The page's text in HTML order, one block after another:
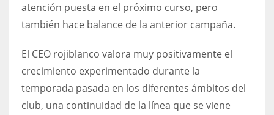
IND
MIN
6
atención puesta en el próximo curso, pero
también hace balance de la anterior campaña.
El CEO rojiblanco valora muy positivamente el
crecimiento experimentado durante la
temporada pasada en los diferentes ámbitos del
club, una continuidad de la línea que se viene